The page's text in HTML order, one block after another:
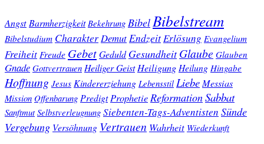
Angst Barmherzigkeit Bekehrung BibelBibelstream
Bibelstudium Charakter DemutEndzeitErlösung Evangelium
Freiheit Freude GebetGeduld Gesundheit Glaube Glauben
Gnade Gottvertrauen Heiliger Geist Heiligung Heilung Hingabe
Hoffnung Jesus Kindererziehung Lebensstil Liebe Messias
Mission Offenbarung Predigt ProphetieReformationSabbat
Sanftmut Selbstverleugnung Siebenten-Tags-Adventisten Sünde
Vergebung Versöhnung Vertrauen Wahrheit Wiederkunft